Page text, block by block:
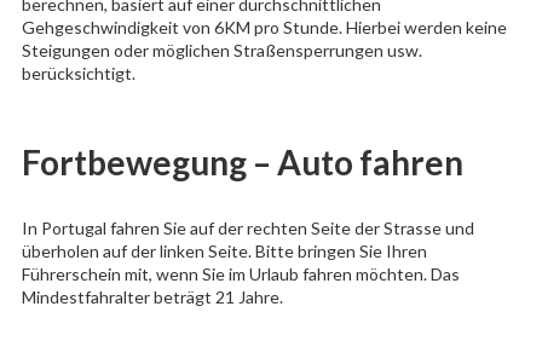
berechnen, basiert auf einer durchschnittlichen
Gehgeschwindigkeit von 6KM pro Stunde. Hierbei werden keine
Steigungen oder möglichen Straßensperrungen usw.
berücksichtigt.
Fortbewegung – Auto fahren
In Portugal fahren Sie auf der rechten Seite der Strasse und
überholen auf der linken Seite. Bitte bringen Sie Ihren
Führerschein mit, wenn Sie im Urlaub fahren möchten. Das
Mindestfahralter beträgt 21 Jahre.